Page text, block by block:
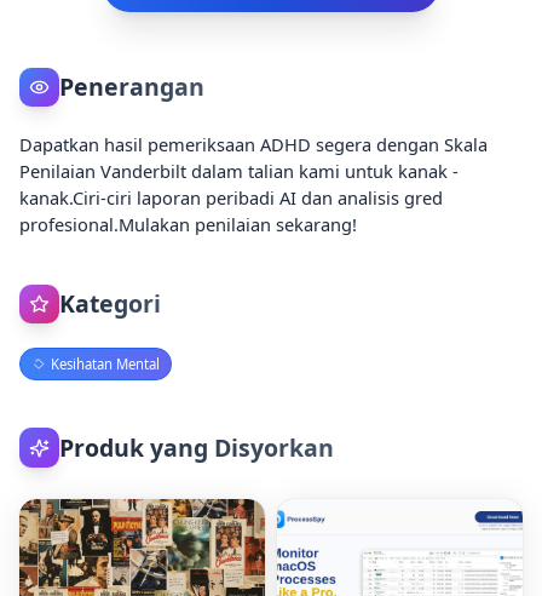
Penerangan
Dapatkan hasil pemeriksaan ADHD segera dengan Skala
Penilaian Vanderbilt dalam talian kami untuk kanak -
kanak.Ciri-ciri laporan peribadi AI dan analisis gred
profesional.Mulakan penilaian sekarang!
Kategori
Kesihatan Mental
Produk yang Disyorkan